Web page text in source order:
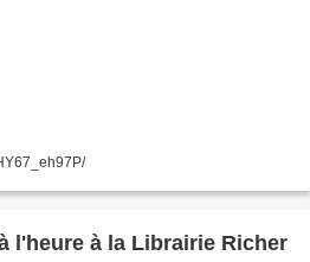
l'heure à la Librairie Richer